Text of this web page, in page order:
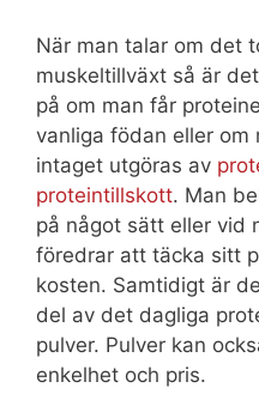
När man talar om det
muskeltillväxt så är
på om man får
vanliga födan eller om
intaget utgöras av
proteintillskott. Man
på något sätt eller vid
föredrar att täcka sitt
kosten. Samtidigt är
del av det dagliga
pulver. Pulver kan
enkelhet och pris.